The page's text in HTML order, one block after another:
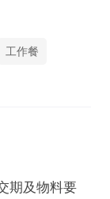
工作餐
期及物料要